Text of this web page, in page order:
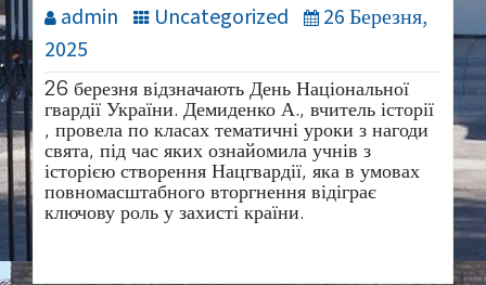
admin Uncategorized
26 Березня,
2025
26 березня відзначають День Національної
гвардії України. Демиденко А., вчитель історії
, провела по класах тематичні уроки з нагоди
свята, під час яких ознайомила учнів з
історією створення Нацгвардії, яка в умовах
повномасштабного вторгнення відіграє
ключову роль у захисті країни.